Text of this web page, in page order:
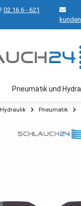
02 16 6 - 621
Pneumatik und
Pneumatik